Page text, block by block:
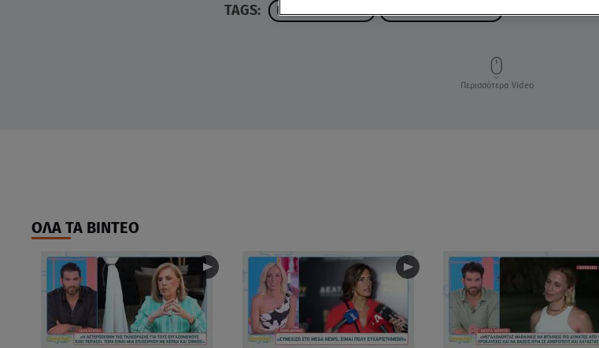
TAGS: ΠΕΤΡΟΣ ΛΑΓΟΥΤΗΣ
Περισσότερα Video
ΟΛΑ ΤΑ ΒΙΝΤΕΟ